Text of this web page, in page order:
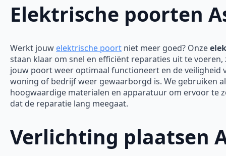
Elektrische poorten
Werkt jouw elektrische poort niet meer goed? Onze
staan klaar om snel en efficiënt reparaties uit te voeren,
jouw poort weer optimaal functioneert en de veiligheid
woning of bedrijf weer gewaarborgd is. We gebruiken
hoogwaardige materialen en apparatuur om ervoor te
dat de reparatie lang meegaat.
Verlichting plaatsen